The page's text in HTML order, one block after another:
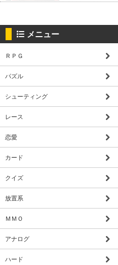
メニュー
ＲＰＧ
パズル
シューティング
レース
恋愛
カード
クイズ
放置系
ＭＭＯ
アナログ
ハード